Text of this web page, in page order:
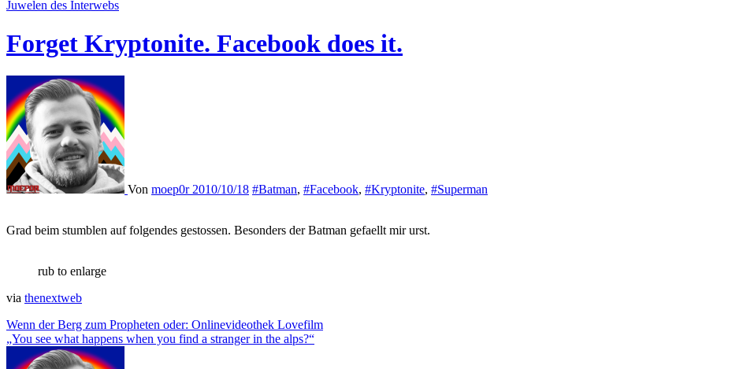
Juwelen des Interwebs
Forget Kryptonite. Facebook does it.
Von moep0r 2010/10/18 #Batman, #Facebook, #Kryptonite, #Superman
Grad beim stumblen auf folgendes gestossen. Besonders der Batman gefaellt mir urst.
rub to enlarge
via thenextweb
Beitragsnavigation
Wenn der Berg zum Propheten oder: Onlinevideothek Lovefilm
„You see what happens when you find a stranger in the alps?“